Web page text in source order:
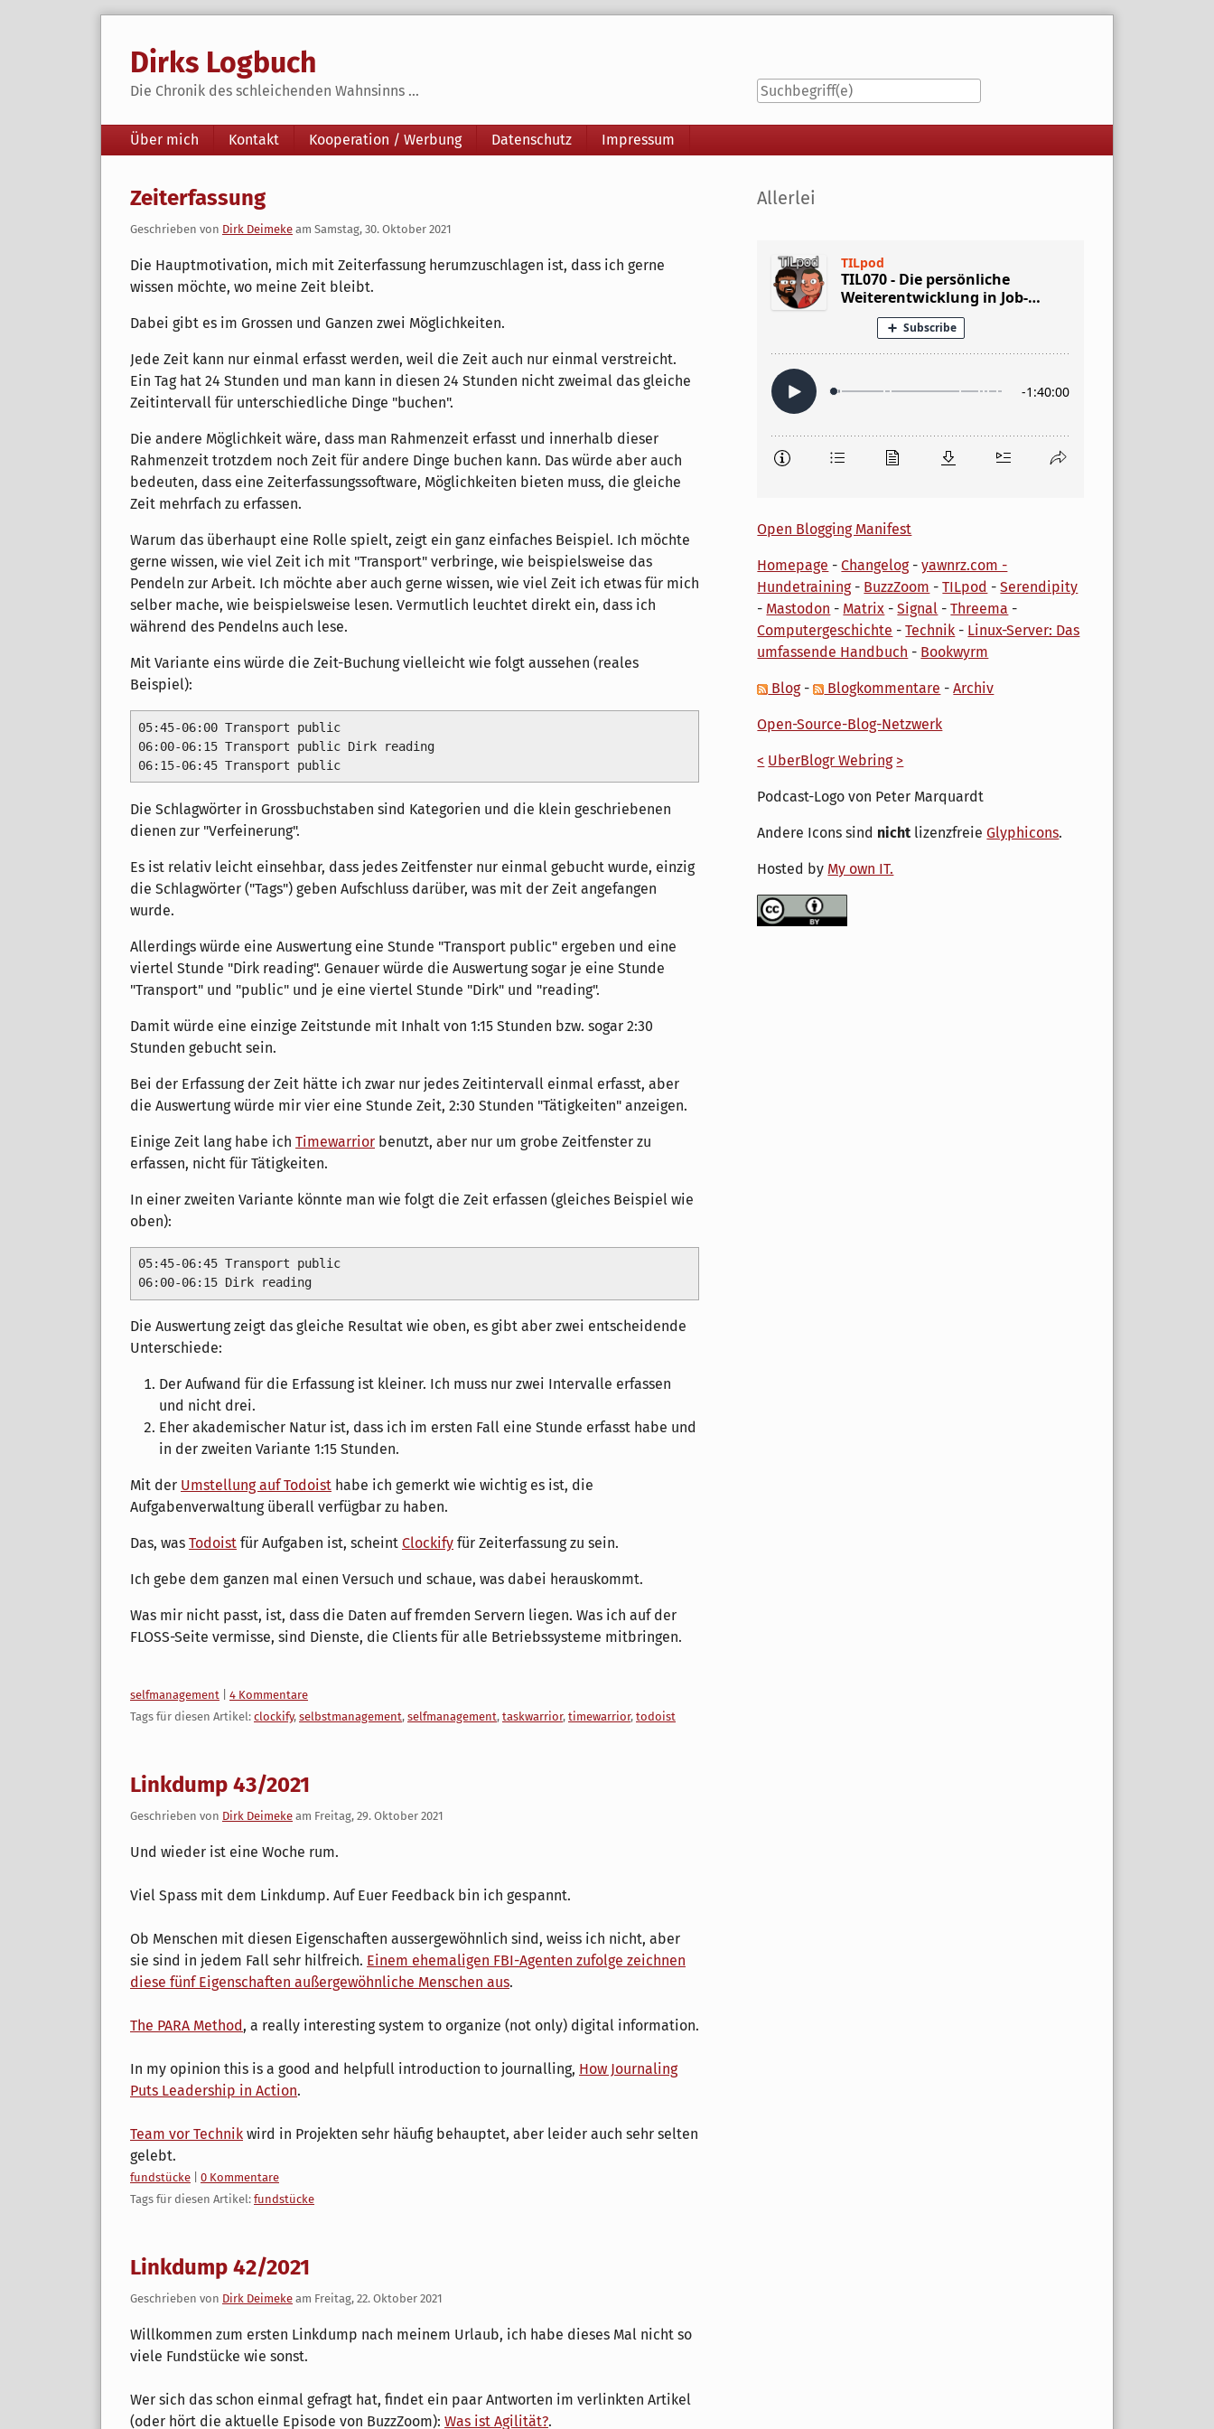
Dirks Logbuch
Die Chronik des schleichenden Wahnsinns ...
Navigation
Über mich Kontakt Kooperation / Werbung Datenschutz Impressum
Zeiterfassung
Geschrieben von Dirk Deimeke am Samstag, 30. Oktober 2021
Die Hauptmotivation, mich mit Zeiterfassung herumzuschlagen ist, dass ich gerne
wissen möchte, wo meine Zeit bleibt.
Dabei gibt es im Grossen und Ganzen zwei Möglichkeiten.
Jede Zeit kann nur einmal erfasst werden, weil die Zeit auch nur einmal verstreicht.
Ein Tag hat 24 Stunden und man kann in diesen 24 Stunden nicht zweimal das gleiche
Zeitintervall für unterschiedliche Dinge "buchen".
Die andere Möglichkeit wäre, dass man Rahmenzeit erfasst und innerhalb dieser
Rahmenzeit trotzdem noch Zeit für andere Dinge buchen kann. Das würde aber auch
bedeuten, dass eine Zeiterfassungssoftware, Möglichkeiten bieten muss, die gleiche
Zeit mehrfach zu erfassen.
Warum das überhaupt eine Rolle spielt, zeigt ein ganz einfaches Beispiel. Ich möchte
gerne wissen, wie viel Zeit ich mit "Transport" verbringe, wie beispielsweise das
Pendeln zur Arbeit. Ich möchte aber auch gerne wissen, wie viel Zeit ich etwas für mich
selber mache, wie beispielsweise lesen. Vermutlich leuchtet direkt ein, dass ich
während des Pendelns auch lese.
Mit Variante eins würde die Zeit-Buchung vielleicht wie folgt aussehen (reales
Beispiel):
05:45-06:00 Transport public
06:00-06:15 Transport public Dirk reading
06:15-06:45 Transport public
Die Schlagwörter in Grossbuchstaben sind Kategorien und die klein geschriebenen
dienen zur "Verfeinerung".
Es ist relativ leicht einsehbar, dass jedes Zeitfenster nur einmal gebucht wurde, einzig
die Schlagwörter ("Tags") geben Aufschluss darüber, was mit der Zeit angefangen
wurde.
Allerdings würde eine Auswertung eine Stunde "Transport public" ergeben und eine
viertel Stunde "Dirk reading". Genauer würde die Auswertung sogar je eine Stunde
"Transport" und "public" und je eine viertel Stunde "Dirk" und "reading".
Damit würde eine einzige Zeitstunde mit Inhalt von 1:15 Stunden bzw. sogar 2:30
Stunden gebucht sein.
Bei der Erfassung der Zeit hätte ich zwar nur jedes Zeitintervall einmal erfasst, aber
die Auswertung würde mir vier eine Stunde Zeit, 2:30 Stunden "Tätigkeiten" anzeigen.
Einige Zeit lang habe ich Timewarrior benutzt, aber nur um grobe Zeitfenster zu
erfassen, nicht für Tätigkeiten.
In einer zweiten Variante könnte man wie folgt die Zeit erfassen (gleiches Beispiel wie
oben):
05:45-06:45 Transport public
06:00-06:15 Dirk reading
Die Auswertung zeigt das gleiche Resultat wie oben, es gibt aber zwei entscheidende
Unterschiede:
Der Aufwand für die Erfassung ist kleiner. Ich muss nur zwei Intervalle erfassen
und nicht drei.
Eher akademischer Natur ist, dass ich im ersten Fall eine Stunde erfasst habe und
in der zweiten Variante 1:15 Stunden.
Mit der Umstellung auf Todoist habe ich gemerkt wie wichtig es ist, die
Aufgabenverwaltung überall verfügbar zu haben.
Das, was Todoist für Aufgaben ist, scheint Clockify für Zeiterfassung zu sein.
Ich gebe dem ganzen mal einen Versuch und schaue, was dabei herauskommt.
Was mir nicht passt, ist, dass die Daten auf fremden Servern liegen. Was ich auf der
FLOSS-Seite vermisse, sind Dienste, die Clients für alle Betriebssysteme mitbringen.
Kategorien:
selfmanagement
4 Kommentare
Tags für diesen Artikel: clockify, selbstmanagement, selfmanagement, taskwarrior, timewarrior, todoist
Linkdump 43/2021
Geschrieben von Dirk Deimeke am Freitag, 29. Oktober 2021
Und wieder ist eine Woche rum.
Viel Spass mit dem Linkdump. Auf Euer Feedback bin ich gespannt.
Ob Menschen mit diesen Eigenschaften aussergewöhnlich sind, weiss ich nicht, aber
sie sind in jedem Fall sehr hilfreich. Einem ehemaligen FBI-Agenten zufolge zeichnen
diese fünf Eigenschaften außergewöhnliche Menschen aus.
The PARA Method, a really interesting system to organize (not only) digital information.
In my opinion this is a good and helpfull introduction to journalling, How Journaling
Puts Leadership in Action.
Team vor Technik wird in Projekten sehr häufig behauptet, aber leider auch sehr selten
gelebt.
Kategorien:
fundstücke
0 Kommentare
Tags für diesen Artikel: fundstücke
Linkdump 42/2021
Geschrieben von Dirk Deimeke am Freitag, 22. Oktober 2021
Willkommen zum ersten Linkdump nach meinem Urlaub, ich habe dieses Mal nicht so
viele Fundstücke wie sonst.
Wer sich das schon einmal gefragt hat, findet ein paar Antworten im verlinkten Artikel
(oder hört die aktuelle Episode von BuzzZoom): Was ist Agilität?.
Seitenleiste
Allerlei
Open Blogging Manifest
Homepage -Changelog-yawnrz.com -
Hundetraining- BuzzZoom -TILpod -Serendipity
- Mastodon - Matrix -Signal -Threema -
Computergeschichte -Technik - Linux-Server: Das
umfassende Handbuch - Bookwyrm
Blog- Blogkommentare -Archiv
Open-Source-Blog-Netzwerk
< UberBlogr Webring >
Podcast-Logo von Peter Marquardt
Andere Icons sind nicht lizenzfreieGlyphicons.
Hosted by My own IT.